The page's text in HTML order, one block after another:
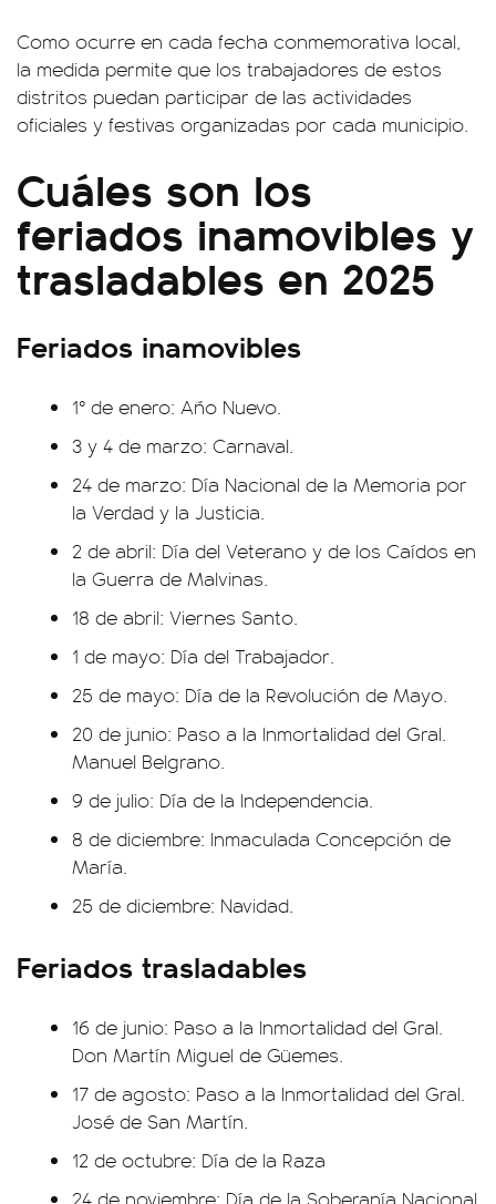
Como ocurre en cada fecha conmemorativa local,
la medida permite que los trabajadores de estos
distritos puedan participar de las actividades
oficiales y festivas organizadas por cada municipio.
Cuáles son los
feriados inamovibles y
trasladables en 2025
Feriados inamovibles
1° de enero: Año Nuevo.
3 y 4 de marzo: Carnaval.
24 de marzo: Día Nacional de la Memoria por
la Verdad y la Justicia.
2 de abril: Día del Veterano y de los Caídos en
la Guerra de Malvinas.
18 de abril: Viernes Santo.
1 de mayo: Día del Trabajador.
25 de mayo: Día de la Revolución de Mayo.
20 de junio: Paso a la Inmortalidad del Gral.
Manuel Belgrano.
9 de julio: Día de la Independencia.
8 de diciembre: Inmaculada Concepción de
María.
25 de diciembre: Navidad.
Feriados trasladables
16 de junio: Paso a la Inmortalidad del Gral.
Don Martín Miguel de Güemes.
17 de agosto: Paso a la Inmortalidad del Gral.
José de San Martín.
12 de octubre: Día de la Raza
24 de noviembre: Día de la Soberanía Nacional